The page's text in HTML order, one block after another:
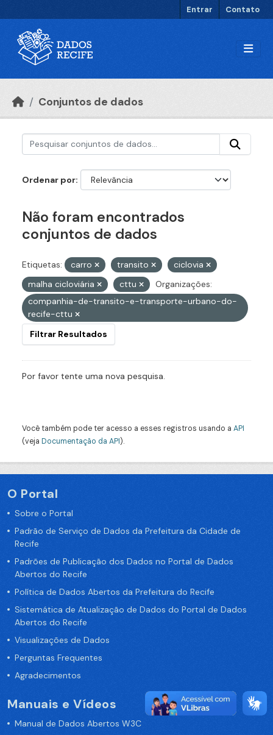
Entrar Contato
Conjuntos de dados
Ordenar por
Não foram encontrados
conjuntos de dados
Etiquetas: carro transito
ciclovia
malha cicloviária
cttu
Organizações:
companhia-de-transito-e-transporte-urbano-do-
recife-cttu
Filtrar Resultados
Por favor tente uma nova pesquisa.
Você também pode ter acesso a esses registros usando a API
(veja Documentação da API).
O Portal
Sobre o Portal
Padrão de Serviço de Dados da Prefeitura da Cidade de
Recife
Padrões de Publicação dos Dados no Portal de Dados
Abertos do Recife
Política de Dados Abertos da Prefeitura do Recife
Sistemática de Atualização de Dados do Portal de Dados
Abertos do Recife
Visualizações de Dados
Perguntas Frequentes
Agradecimentos
Manuais e Vídeos
Manual de Dados Abertos W3C